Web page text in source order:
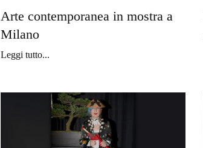
Arte contemporanea in mostra a
Milano
Leggi tutto...